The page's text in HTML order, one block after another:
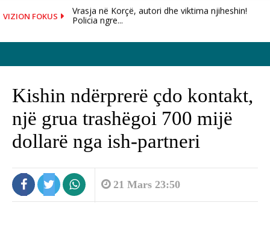
VIZION FOKUS
Vrasja në Korçë, autori dhe viktima njiheshin!
Policia ngre...
Kishin ndërprerë çdo kontakt,
një grua trashëgoi 700 mijë
dollarë nga ish-partneri
21 Mars 23:50